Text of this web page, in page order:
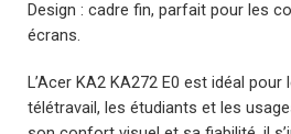
Design : cadre fin, parfait pour les
écrans.
L’Acer KA2 KA272 E0 est idéal
télétravail, les étudiants et les